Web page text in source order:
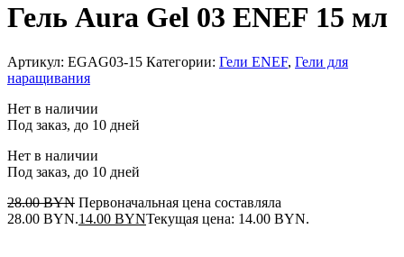
Гель Aura Gel 03 ENEF 15 мл
Артикул: EGAG03-15 Категории: Гели ENEF, Гели для
наращивания
Нет в наличии
Под заказ, до 10 дней
Нет в наличии
Под заказ, до 10 дней
28.00BYN Первоначальная цена составляла
28.00 BYN.14.00 BYNТекущая цена: 14.00 BYN.